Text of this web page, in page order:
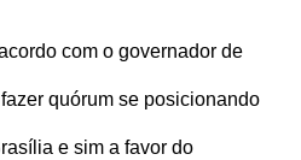
com o governador de
quórum se posicionando
e sim a favor do